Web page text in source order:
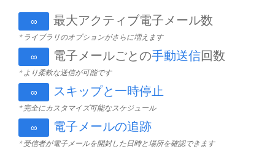
∞ 最大アクティブ電子メール数
* ライブラリのオプションがさらに増えます
∞ 電子メールごとの手動送信回数
* より柔軟な送信が可能です
∞ スキップと一時停止
* 完全にカスタマイズ可能なスケジュール
∞ 電子メールの追跡
* 受信者が電子メールを開封した日時と場所を確認できます